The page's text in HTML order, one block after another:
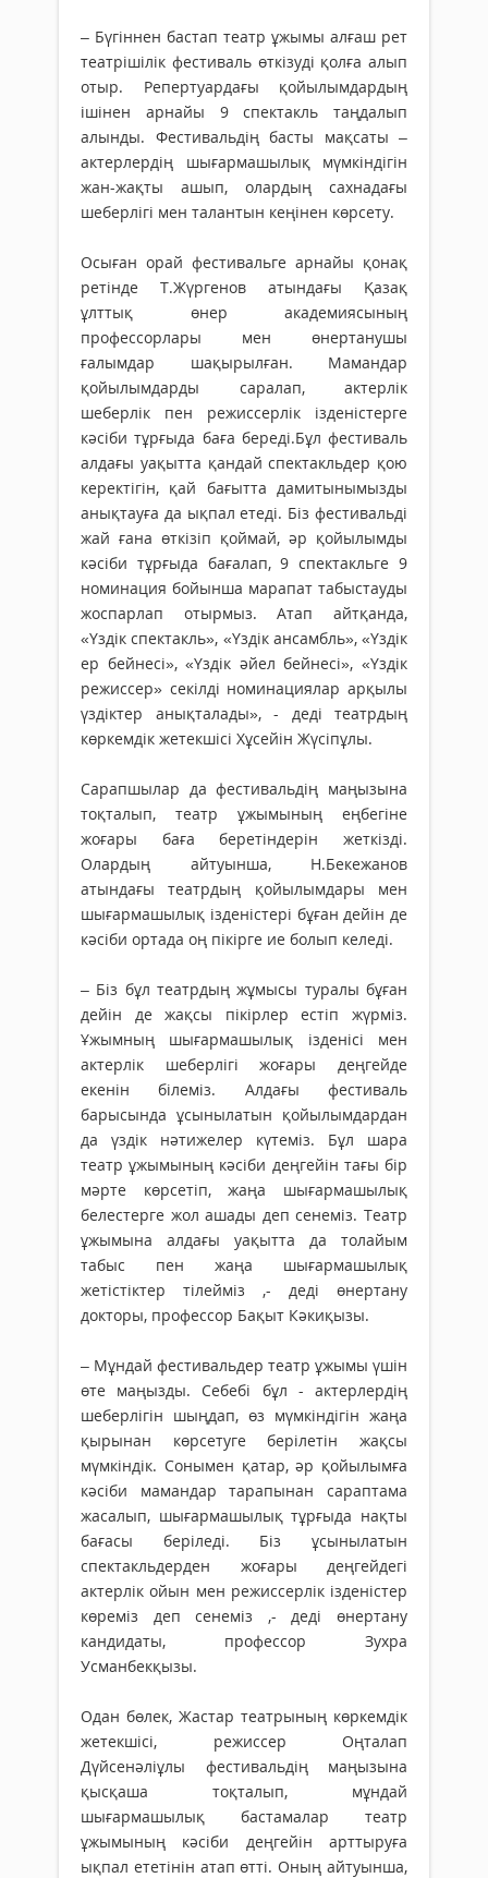
– Бүгіннен бастап театр ұжымы алғаш рет
театрішілік фестиваль өткізуді қолға алып
отыр. Репертуардағы қойылымдардың
ішінен арнайы 9 спектакль таңдалып
алынды. Фестивальдің басты мақсаты –
актерлердің шығармашылық мүмкіндігін
жан-жақты ашып, олардың сахнадағы
шеберлігі мен талантын кеңінен көрсету.
Осыған орай фестивальге арнайы қонақ
ретінде Т.Жүргенов атындағы Қазақ
ұлттық өнер академиясының
профессорлары мен өнертанушы
ғалымдар шақырылған. Мамандар
қойылымдарды саралап, актерлік
шеберлік пен режиссерлік ізденістерге
кәсіби тұрғыда баға береді.Бұл фестиваль
алдағы уақытта қандай спектакльдер қою
керектігін, қай бағытта дамитынымызды
анықтауға да ықпал етеді. Біз фестивальді
жай ғана өткізіп қоймай, әр қойылымды
кәсіби тұрғыда бағалап, 9 спектакльге 9
номинация бойынша марапат табыстауды
жоспарлап отырмыз. Атап айтқанда,
«Үздік спектакль», «Үздік ансамбль», «Үздік
ер бейнесі», «Үздік әйел бейнесі», «Үздік
режиссер» секілді номинациялар арқылы
үздіктер анықталады», - деді театрдың
көркемдік жетекшісі Хұсейін Жүсіпұлы.
Сарапшылар да фестивальдің маңызына
тоқталып, театр ұжымының еңбегіне
жоғары баға беретіндерін жеткізді.
Олардың айтуынша, Н.Бекежанов
атындағы театрдың қойылымдары мен
шығармашылық ізденістері бұған дейін де
кәсіби ортада оң пікірге ие болып келеді.
– Біз бұл театрдың жұмысы туралы бұған
дейін де жақсы пікірлер естіп жүрміз.
Ұжымның шығармашылық ізденісі мен
актерлік шеберлігі жоғары деңгейде
екенін білеміз. Алдағы фестиваль
барысында ұсынылатын қойылымдардан
да үздік нәтижелер күтеміз. Бұл шара
театр ұжымының кәсіби деңгейін тағы бір
мәрте көрсетіп, жаңа шығармашылық
белестерге жол ашады деп сенеміз. Театр
ұжымына алдағы уақытта да толайым
табыс пен жаңа шығармашылық
жетістіктер тілейміз ,- деді өнертану
докторы, профессор Бақыт Кәкиқызы.
– Мұндай фестивальдер театр ұжымы үшін
өте маңызды. Себебі бұл - актерлердің
шеберлігін шыңдап, өз мүмкіндігін жаңа
қырынан көрсетуге берілетін жақсы
мүмкіндік. Сонымен қатар, әр қойылымға
кәсіби мамандар тарапынан сараптама
жасалып, шығармашылық тұрғыда нақты
бағасы беріледі. Біз ұсынылатын
спектакльдерден жоғары деңгейдегі
актерлік ойын мен режиссерлік ізденістер
көреміз деп сенеміз ,- деді өнертану
кандидаты, профессор Зухра
Усманбекқызы.
Одан бөлек, Жастар театрының көркемдік
жетекшісі, режиссер Оңталап
Дүйсенәліұлы фестивальдің маңызына
қысқаша тоқталып, мұндай
шығармашылық бастамалар театр
ұжымының кәсіби деңгейін арттыруға
ықпал ететінін атап өтті. Оның айтуынша,